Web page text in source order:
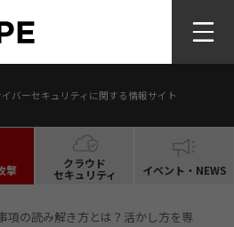
イバーセキュリティに関する情報サイト
撃 クラウド
セキュリティ イベント・NEWS
項の読み解き方とは？活かし方を専